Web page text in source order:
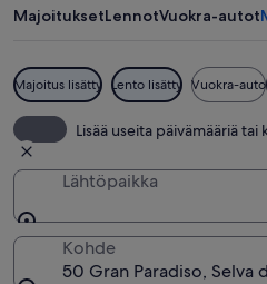
MajoituksetLennotVuokra-autot
Majoitus lisätty Lento lisätty Vuokra-auto
Lisää useita päivämääriä tai
Lähtöpaikka
Kohde
50 Gran Paradiso,